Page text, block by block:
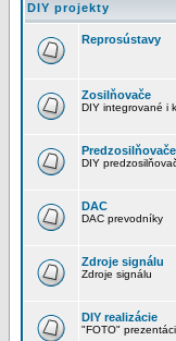
DIY projekty
Reprosústavy
Zosilňovače
DIY integrované i
Predzosilňovače
DIY
DAC
DAC prevodníky
Zdroje signálu
Zdroje signálu
DIY realizácie
"FOTO"